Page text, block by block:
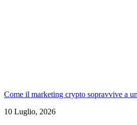
Come il marketing crypto sopravvive a
10 Luglio, 2026